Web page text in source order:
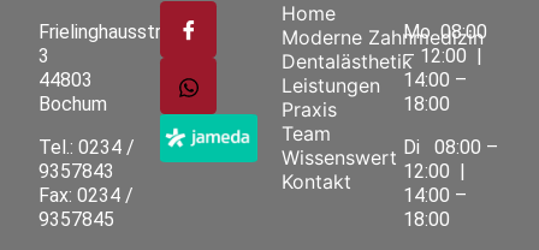
Frielinghausstrasse
3
44803
Bochum
Tel.: 0234 /
9357843
Fax: 0234 /
9357845
Home
Moderne Zahnmedizin
Dentalästhetik
Leistungen
Praxis
Team
Wissenswert
Kontakt
Mo08:00
– 12:00 |
14:00 –
18:00
Di 08:00 –
12:00 |
14:00 –
18:00